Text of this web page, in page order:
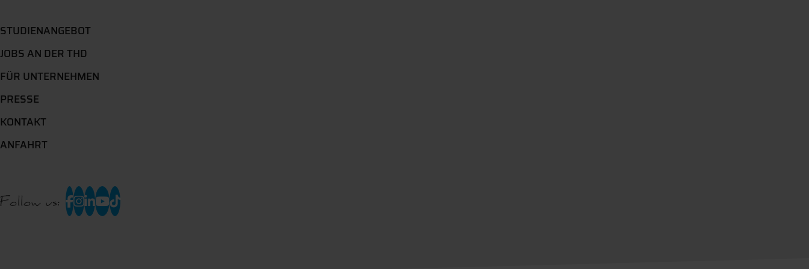
STUDIENANGEBOT
JOBS AN DER THD
FÜR UNTERNEHMEN
PRESSE
KONTAKT
ANFAHRT
Follow us: